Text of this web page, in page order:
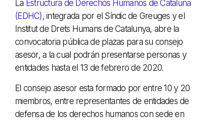
La Estructura de Derechos Humanos de Cataluña
(EDHC), integrada por el Síndic de Greuges y el
Institut de Drets Humans de Catalunya, abre la
convocatoria pública de plazas para su consejo
asesor, a la cual podrán presentarse personas y
entidades hasta el 13 de febrero de 2020.
El consejo asesor esta formado por entre 10 y 20
miembros, entre representantes de entidades de
defensa de los derechos humanos con sede en